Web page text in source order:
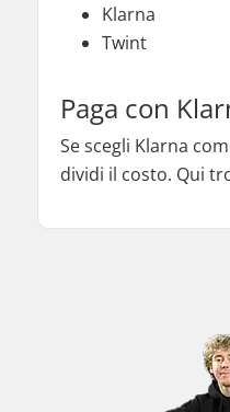
Klarna
Twint
Paga con
Se scegli Klarna
dividi il costo. Qui